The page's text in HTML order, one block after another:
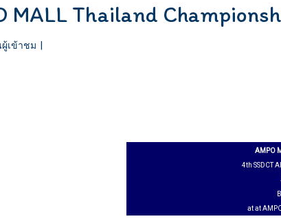
MALL Thailand
เข้าชม |
AMPO
4th SSDCT
at at